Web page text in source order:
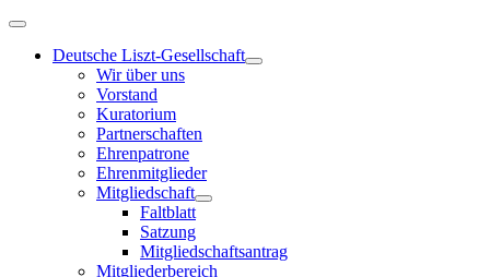
Deutsche Liszt-Gesellschaft
Wir über uns
Vorstand
Kuratorium
Partnerschaften
Ehrenpatrone
Ehrenmitglieder
Mitgliedschaft
Faltblatt
Satzung
Mitgliedschaftsantrag
Mitgliederbereich